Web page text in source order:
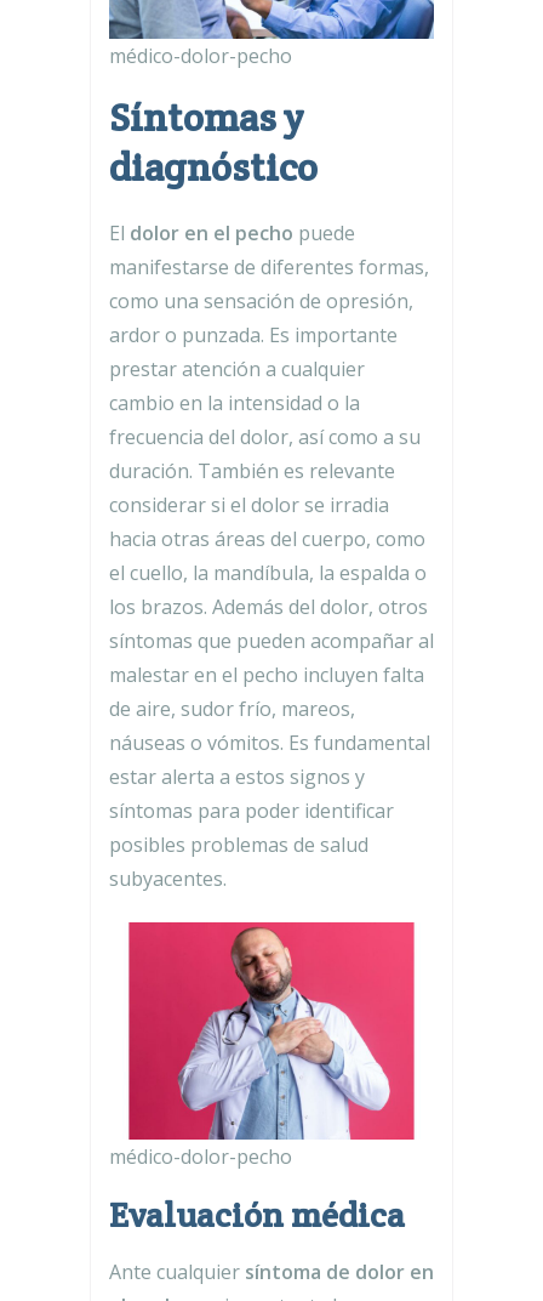
médico-dolor-pecho
Síntomas y
diagnóstico
El dolor en el pecho puede
manifestarse de diferentes formas,
como una sensación de opresión,
ardor o punzada. Es importante
prestar atención a cualquier
cambio en la intensidad o la
frecuencia del dolor, así como a su
duración. También es relevante
considerar si el dolor se irradia
hacia otras áreas del cuerpo, como
el cuello, la mandíbula, la espalda o
los brazos. Además del dolor, otros
síntomas que pueden acompañar al
malestar en el pecho incluyen falta
de aire, sudor frío, mareos,
náuseas o vómitos. Es fundamental
estar alerta a estos signos y
síntomas para poder identificar
posibles problemas de salud
subyacentes.
médico-dolor-pecho
Evaluación médica
Ante cualquier síntoma de dolor en